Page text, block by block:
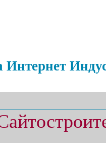
Интернет